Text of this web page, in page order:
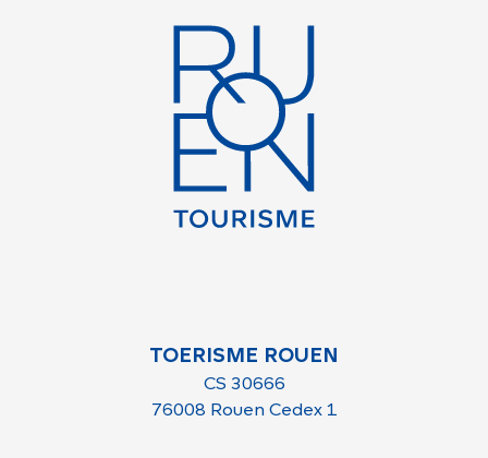
TOERISME ROUEN
CS 30666
76008 Rouen Cedex 1